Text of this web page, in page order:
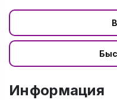
Информация